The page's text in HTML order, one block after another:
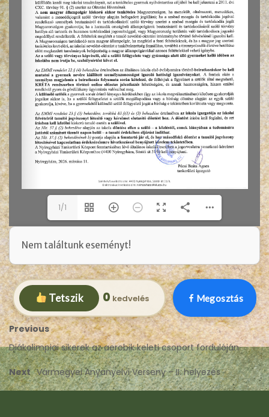
1/1
Nem találtunk eseményt!
Tetszik 0 Megosztás
Previous
Diákolimpiai sikerek az aerobik keleti csoport fordulóján
Next Vármegyei Anyanyelvi Verseny – II. helyezés